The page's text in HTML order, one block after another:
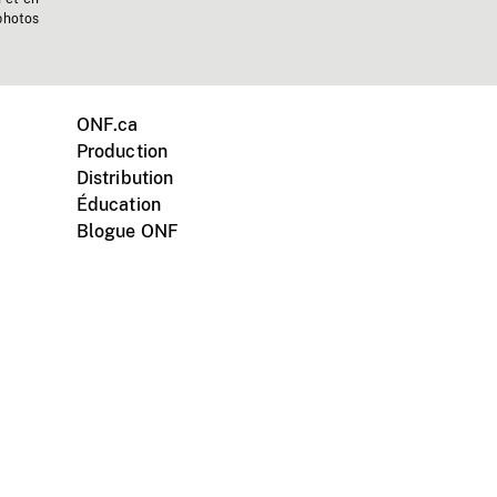
ONF.ca
Production
Distribution
Éducation
Blogue ONF